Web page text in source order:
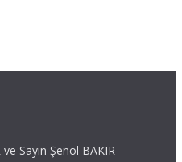
ve Sayın Şenol BAKIR